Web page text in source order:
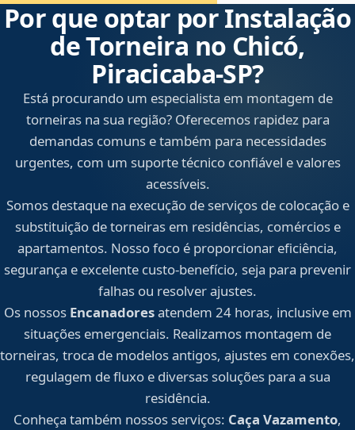
Por que optar por Instalação
de Torneira no Chicó,
Piracicaba‑SP?
Está procurando um especialista em montagem de
torneiras na sua região? Oferecemos rapidez para
demandas comuns e também para necessidades
urgentes, com um suporte técnico confiável e valores
acessíveis.
Somos destaque na execução de serviços de colocação e
substituição de torneiras em residências, comércios e
apartamentos. Nosso foco é proporcionar eficiência,
segurança e excelente custo-benefício, seja para prevenir
falhas ou resolver ajustes.
Os nossos Encanadoresatendem 24 horas, inclusive em
situações emergenciais. Realizamos montagem de
torneiras, troca de modelos antigos, ajustes em conexões,
regulagem de fluxo e diversas soluções para a sua
residência.
Conheça também nossos serviços: Caça Vazamento,